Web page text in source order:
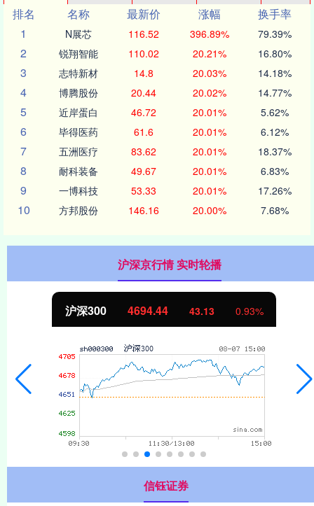
排名
名称 最新价 涨幅
换手率
1
N展芯 116.52 396.89% 79.39%
2 锐翔智能 110.02 20.21% 16.80%
3 志特新材 14.8 20.03% 14.18%
4 博腾股份 20.44 20.02% 14.77%
5 近岸蛋白 46.72 20.01% 5.62%
6 毕得医药 61.6 20.01% 6.12%
7 五洲医疗 83.62 20.01% 18.37%
8 耐科装备 49.67 20.01% 6.83%
9 一博科技 53.33 20.01% 17.26%
10 方邦股份 146.16 20.00% 7.68%
沪深京行情 实时轮播
沪深300 4694.44 43.13 0.93%
信钰证券